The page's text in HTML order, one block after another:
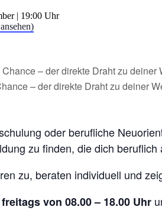
| 19:00 Uhr
– der direkte Draht zu deiner
– der direkte Draht zu deiner
oder berufliche
zu finden, die dich
zu, beraten individuell und
von 08.00 – 18.00 Uhr